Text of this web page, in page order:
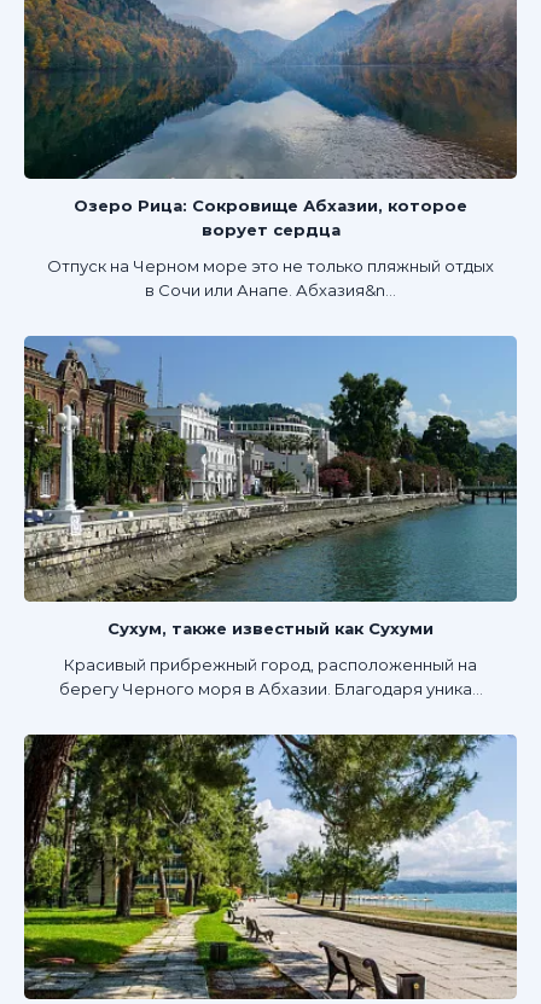
Озеро Рица: Сокровище Абхазии, которое
ворует сердца
Отпуск на Черном море это не только пляжный отдых
в Сочи или Анапе. Абхазия&n...
Сухум, также известный как Сухуми
Красивый прибрежный город, расположенный на
берегу Черного моря в Абхазии. Благодаря уника...